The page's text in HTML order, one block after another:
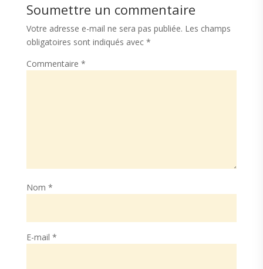
Soumettre un commentaire
Votre adresse e-mail ne sera pas publiée. Les champs
obligatoires sont indiqués avec *
Commentaire *
Nom *
E-mail *